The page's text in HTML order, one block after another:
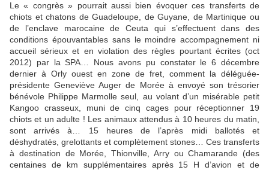
Le « congrès » pourrait aussi bien évoquer ces transferts de
chiots et chatons de Guadeloupe, de Guyane, de Martinique ou
de l’enclave marocaine de Ceuta qui s’effectuent dans des
conditions épouvantables sans le moindre accompagnement ni
accueil sérieux et en violation des règles pourtant écrites (oct
2012) par la SPA… Nous avons pu constater le 6 décembre
dernier à Orly ouest en zone de fret, comment la déléguée-
présidente Geneviève Auger de Morée à envoyé son trésorier
bénévole Philippe Marmolle seul, au volant d’un misérable petit
Kangoo crasseux, muni de cinq cages pour réceptionner 19
chiots et un adulte ! Les animaux attendus à 10 heures du matin,
sont arrivés à… 15 heures de l’après midi ballotés et
déshydratés, grelottants et complètement stones… Ces transferts
à destination de Morée, Thionville, Arry ou Chamarande (des
centaines de km supplémentaires après 15 H d’avion et de